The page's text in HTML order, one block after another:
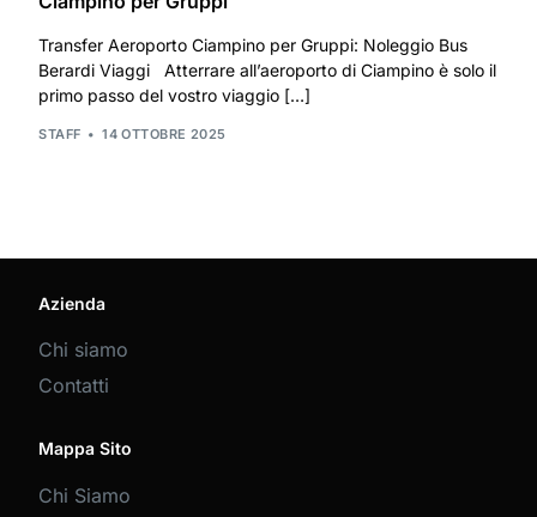
Transfer Aeroporto Ciampino per Gruppi: Noleggio Bus
Berardi Viaggi Atterrare all’aeroporto di Ciampino è solo il
primo passo del vostro viaggio […]
STAFF 14 OTTOBRE 2025
Azienda
Chi siamo
Contatti
Mappa Sito
Chi Siamo